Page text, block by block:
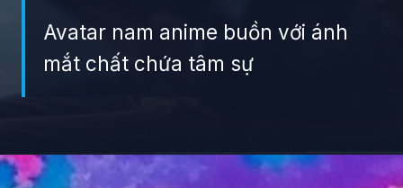
Avatar nam anime buồn với ánh
mắt chất chứa tâm sự
Đang mở